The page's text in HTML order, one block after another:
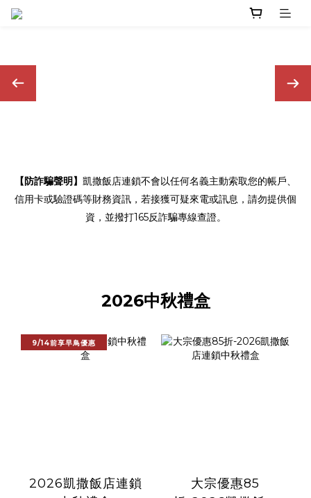
【防詐騙聲明】 凱撒飯店連鎖不會以任何名義主動索取您的帳戶、
信用卡或驗證碼等財務資訊，若接獲可疑來電或訊息，請勿提供個
資，並撥打165反詐騙專線查證。
2026中秋禮盒
9/14前享早鳥優惠
2026凱撒飯店連鎖
大宗優惠85